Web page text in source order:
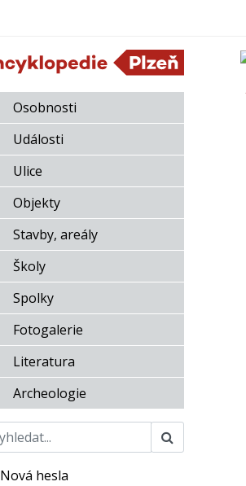
Osobnosti
Události
Ulice
Objekty
Stavby, areály
Školy
Spolky
Fotogalerie
Literatura
Archeologie
Nová hesla